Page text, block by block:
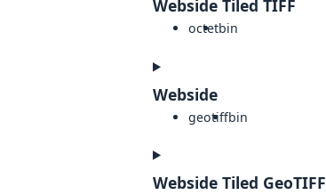
Webside Tiled TIFF
octetbin
Webside
geotiffbin
Webside Tiled GeoTIFF